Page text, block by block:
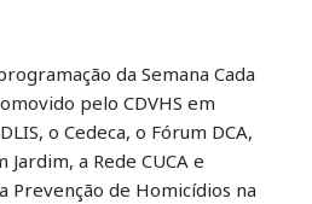
da Semana Cada
pelo CDVHS em
o Cedeca, o Fórum DCA,
a Rede CUCA e
Prevenção de Homicídios na